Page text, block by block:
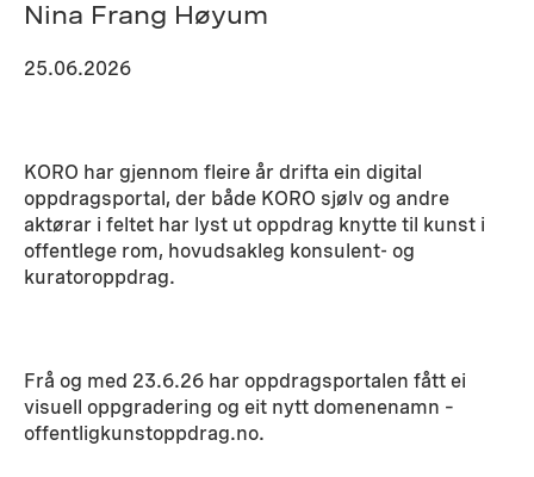
Nina Frang Høyum
25.06.2026
KORO har gjennom fleire år drifta ein digital
oppdragsportal, der både KORO sjølv og andre
aktørar i feltet har lyst ut oppdrag knytte til kunst i
offentlege rom, hovudsakleg konsulent- og
kuratoroppdrag.
Frå og med 23.6.26 har oppdragsportalen fått ei
visuell oppgradering og eit nytt domenenamn –
offentligkunstoppdrag.no.